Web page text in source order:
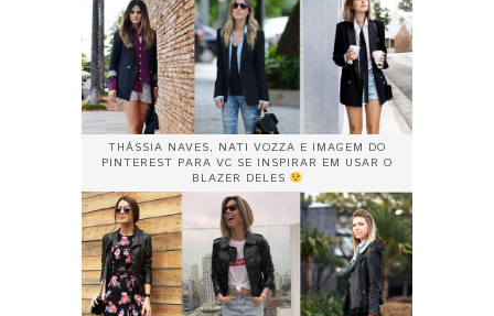
THÁSSIA NAVES, NATI VOZZA E IMAGEM DO
PINTEREST PARA VC SE INSPIRAR EM USAR O
BLAZER DELES